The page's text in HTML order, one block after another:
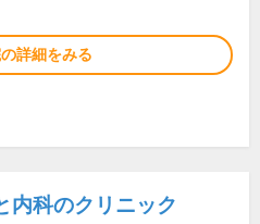
詳細をみる
内科のクリニック